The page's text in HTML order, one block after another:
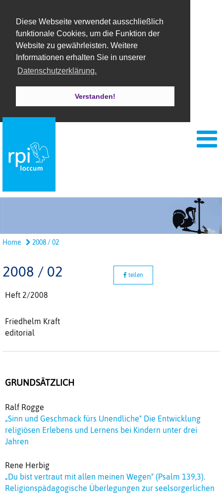
Diese Webseite verwendet ausschließlich
funktionale Cookies, um die Funktion der
Website zu gewährleisten. Weitere
Informationen erhalten Sie in unserer
Datenschutzerklärung.
Verstanden!
Home 2008 / 02
2008 / 02 teilen
Heft 2/2008
Friedhelm Kraft
editorial
GRUNDSÄTZLICH
Ralf Rogge
„Sinn und Geschmack fürs Unendliche" Die Entwicklung
religiösen Erlebens und Lernens bei Kindern unter drei
Jahren
Rene Herbig
„Du bist vertraut mit allen meinen Wegen" (Psalm 139,3).
Religionspädagogische Überlegungen zur seelsorgerlichen